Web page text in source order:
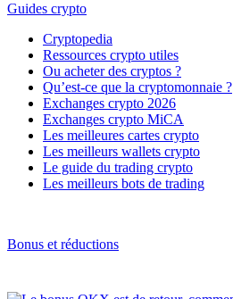
Guides crypto
Cryptopedia
Ressources crypto utiles
Ou acheter des cryptos ?
Qu’est-ce que la cryptomonnaie ?
Exchanges crypto 2026
Exchanges crypto MiCA
Les meilleures cartes crypto
Les meilleurs wallets crypto
Le guide du trading crypto
Les meilleurs bots de trading
Bonus et réductions